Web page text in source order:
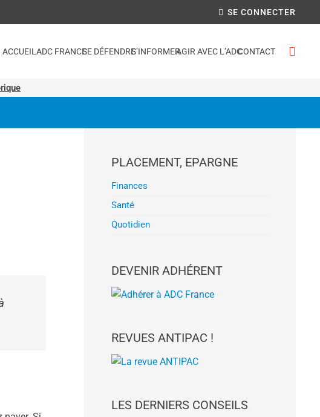
SE CONNECTER
ACCUEIL ADC FRANCESE DÉFENDRES’INFORMERAGIR AVEC L’ADCCONTACT
PLACEMENT, EPARGNE
Finances
Santé
Quotidien
DEVENIR ADHÉRENT
REVUES ANTIPAC !
LES DERNIERS CONSEILS